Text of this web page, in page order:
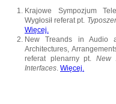
Krajowe Sympozjum
Wygłosił referat pt.
Więcej.
New Treands in Audio
Architectures,
referat plenarny pt.New
Interfaces. Więcej.